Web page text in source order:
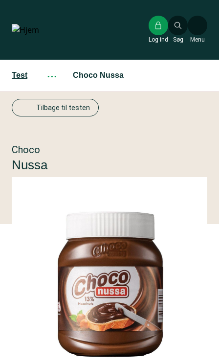
hovedindhold
Søg
Log ind Menu
Test ··· Choco Nussa
Tilbage til testen
Choco
Nussa